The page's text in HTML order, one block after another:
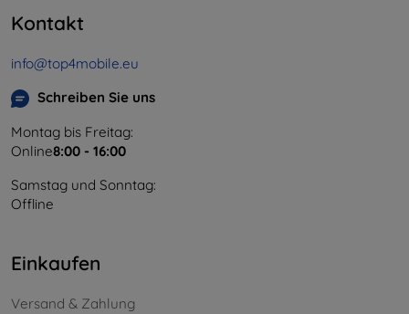
Kontakt
info@top4mobile.eu
Schreiben Sie uns
Montag bis Freitag:
Online8:00 - 16:00
Samstag und Sonntag:
Offline
Einkaufen
Versand & Zahlung